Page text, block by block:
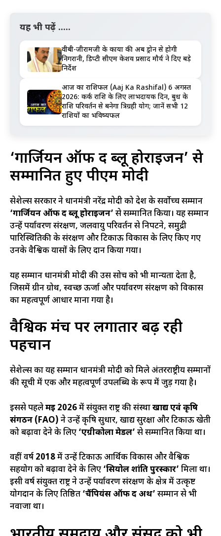
यह भी पढ़ें .....
वीबी-जीरामजी के कार्यों की अब ड्रोन से होगी
निगरानी, डिप्टी सीएम केशव प्रसाद मौर्य ने दिए बड़े
निर्देश
आज का राशिफल (Aaj Ka Rashifal) 6 अगस्त
2026: कर्क राशि के लिए लाभदायक दिन, बुध के
राशि परिवर्तन से बनेगा त्रिग्रही योग; जानें सभी 12
राशियों का भविष्यफल
‘गार्जियन ऑफ द ब्लू होराइजन’ से
सम्मानित हुए पीएम मोदी
सेशेल्स सरकार ने प्रधानमंत्री नरेंद्र मोदी को देश के सर्वोच्च सम्मान
‘गार्जियन ऑफ द ब्लू होराइजन’ से सम्मानित किया। यह सम्मान
उन्हें पर्यावरण संरक्षण, जलवायु परिवर्तन से निपटने, समुद्री
पारिस्थितिकी के संरक्षण और टिकाऊ विकास के लिए किए गए
उनके वैश्विक प्रयासों के लिए प्रदान किया गया।
यह सम्मान प्रधानमंत्री मोदी की उस सोच को भी मान्यता देता है,
जिसमें ग्रीन ग्रोथ, स्वच्छ ऊर्जा और पर्यावरण संरक्षण को विकास
का महत्वपूर्ण आधार माना गया है।
वैश्विक मंच पर लगातार बढ़ रही
पहचान
सेशेल्स का यह सम्मान प्रधानमंत्री मोदी को मिले अंतरराष्ट्रीय सम्मानों
की सूची में एक और महत्वपूर्ण उपलब्धि के रूप में जुड़ गया है।
इससे पहलेमई 2026में संयुक्त राष्ट्र की संस्थाखाद्य एवं कृषि
संगठन (FAO) ने उन्हें कृषि सुधार, खाद्य सुरक्षा और टिकाऊ खेती
को बढ़ावा देने के लिए ‘एग्रीकोला मेडल’ से सम्मानित किया था।
वहीं वर्ष 2018में उन्हें टिकाऊ आर्थिक विकास और वैश्विक
सहयोग को बढ़ावा देने के लिए ‘सियोल शांति पुरस्कार’ मिला था।
इसी वर्ष संयुक्त राष्ट्र ने उन्हें पर्यावरण संरक्षण के क्षेत्र में उत्कृष्ट
योगदान के लिए प्रतिष्ठित ‘चैंपियंस ऑफ द अर्थ’ सम्मान से भी
नवाजा था।